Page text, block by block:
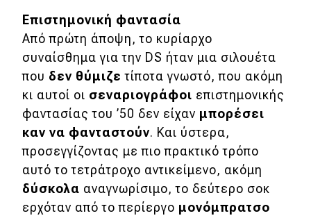
Νέα
Τεχνολογία
Mobility
Σταθμοί φόρτισης
Classic
Νέα
Παρουσιάσεις
Επιστημονική φαντασία
Από πρώτη άποψη, το κυρίαρχο
συναίσθημα για την DS ήταν μια σιλουέτα
που δεν θύμιζε τίποτα γνωστό, που ακόμη
κι αυτοί οι σεναριογράφοι επιστημονικής
φαντασίας του ’50 δεν είχαν μπορέσει
καν να φανταστούν. Και ύστερα,
προσεγγίζοντας με πιο πρακτικό τρόπο
αυτό το τετράτροχο αντικείμενο, ακόμη
δύσκολα αναγνωρίσιμο, το δεύτερο σοκ
ερχόταν από το περίεργο μονόμπρατσο